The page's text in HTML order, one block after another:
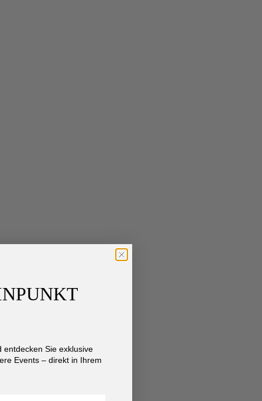
entdecken Sie exklusive
Events – direkt in Ihrem